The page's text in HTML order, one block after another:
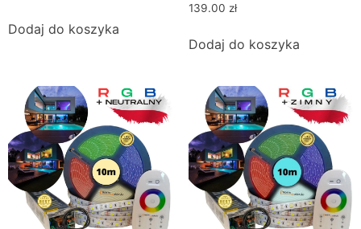
Dodaj do koszyka
139.00 zł
Dodaj do koszyka